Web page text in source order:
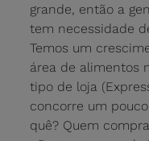
grande, então a
tem necessidade
Temos um
área de alimentos
tipo de loja
concorre um
quê? Quem